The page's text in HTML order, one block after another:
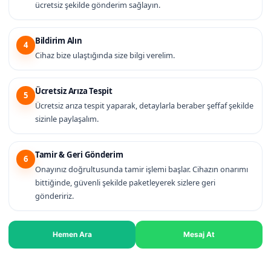
ücretsiz şekilde gönderim sağlayın.
4
Bildirim Alın
Cihaz bize ulaştığında size bilgi verelim.
5
Ücretsiz Arıza Tespit
Ücretsiz arıza tespit yaparak, detaylarla beraber şeffaf şekilde
sizinle paylaşalım.
6
Tamir & Geri Gönderim
Onayınız doğrultusunda tamir işlemi başlar. Cihazın onarımı
bittiğinde, güvenli şekilde paketleyerek sizlere geri
göndeririz.
Hemen Ara Mesaj At